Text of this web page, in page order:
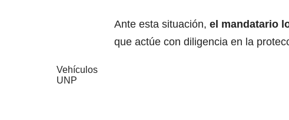
Ante esta situación, el mandatario
que actúe con diligencia en la
Vehículos
UNP